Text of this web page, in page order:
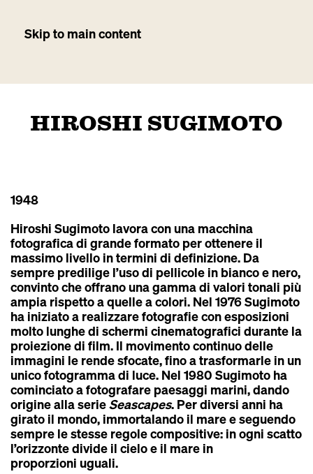
Skip to main content
HIROSHI SUGIMOTO
1948
Hiroshi Sugimoto lavora con una macchina
fotografica di grande formato per ottenere il
massimo livello in termini di definizione. Da
sempre predilige l’uso di pellicole in bianco e nero,
convinto che offrano una gamma di valori tonali più
ampia rispetto a quelle a colori. Nel 1976 Sugimoto
ha iniziato a realizzare fotografie con esposizioni
molto lunghe di schermi cinematografici durante la
proiezione di film. Il movimento continuo delle
immagini le rende sfocate, fino a trasformarle in un
unico fotogramma di luce. Nel 1980 Sugimoto ha
cominciato a fotografare paesaggi marini, dando
origine alla serieSeascapes. Per diversi anni ha
girato il mondo, immortalando il mare e seguendo
sempre le stesse regole compositive: in ogni scatto
l’orizzonte divide il cielo e il mare in
proporzioni uguali.